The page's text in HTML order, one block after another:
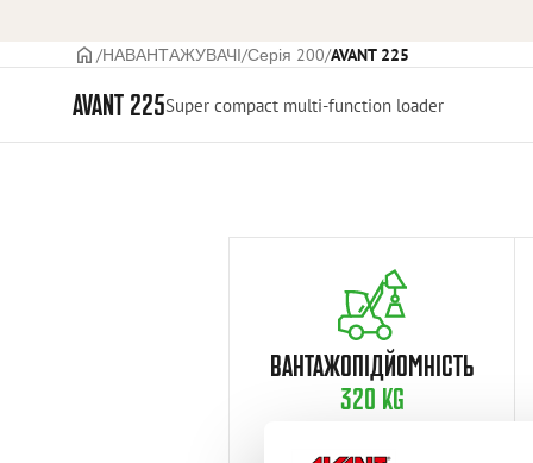
ГОЛОВНА СТОРІНКА
НАВАНТАЖУВАЧІ Серія 200 AVANT 225
AVANT 225Super compact multi-function loader
ВАНТАЖОПІДЙОМНІСТЬ
320 KG